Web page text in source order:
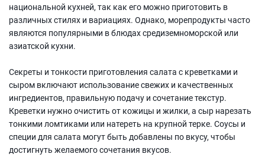
национальной кухней, так как его можно приготовить в
различных стилях и вариациях. Однако, морепродукты часто
являются популярными в блюдах средиземноморской или
азиатской кухни.
Секреты и тонкости приготовления салата с креветками и
сыром включают использование свежих и качественных
ингредиентов, правильную подачу и сочетание текстур.
Креветки нужно очистить от кожицы и жилки, а сыр нарезать
тонкими ломтиками или натереть на крупной терке. Соусы и
специи для салата могут быть добавлены по вкусу, чтобы
достигнуть желаемого сочетания вкусов.